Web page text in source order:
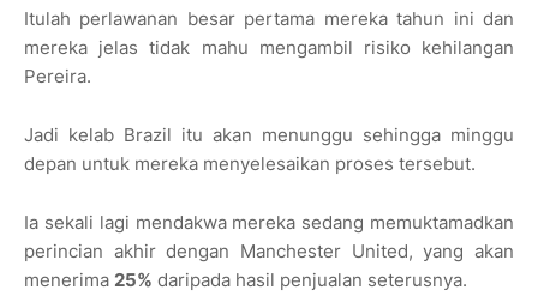
Itulah perlawanan besar pertama mereka tahun ini dan
mereka jelas tidak mahu mengambil risiko kehilangan
Pereira.
Jadi kelab Brazil itu akan menunggu sehingga minggu
depan untuk mereka menyelesaikan proses tersebut.
Ia sekali lagi mendakwa mereka sedang memuktamadkan
perincian akhir dengan Manchester United, yang akan
menerima 25% daripada hasil penjualan seterusnya.